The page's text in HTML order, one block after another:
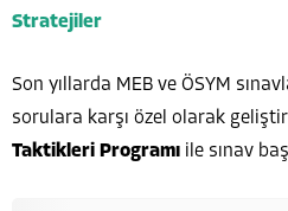
Stratejiler
Son yıllarda MEB ve ÖSYM
sorulara karşı özel olarak
Taktikleri Programı ile sınav